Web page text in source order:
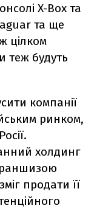
X-Boх та
та ще
цілком
теж будуть
компанії
ринком,
холдинг
продати її